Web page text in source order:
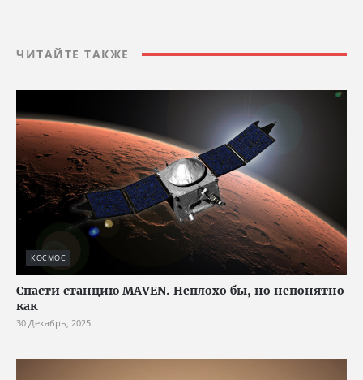
ЧИТАЙТЕ ТАКЖЕ
КОСМОС
Спасти станцию MAVEN. Неплохо бы, но непонятно
как
30 Декабрь, 2025